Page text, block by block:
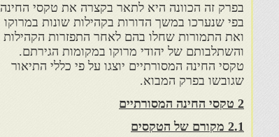
בפרק זה הכוונה היא לתאר בקצרה את טקסי החינה
בפי שנערכו במשך הדורות בקהילות שונות במרוקו
ואת התמורות שחלו בהם לאחר התפזרות הקהילות
והשתלבותם של יהודי מרוקו במקומות הגירתם.
טקסי החינה המסורתיים יוצגו על פי כללי התיאור
שגובשו בפרק המבוא.
2 טקסי החינה המסורתיים
2.1 מקורם של הטקסים